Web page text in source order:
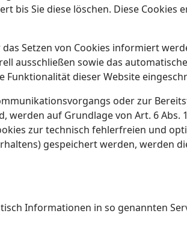
bis Sie diese löschen. Diese
Setzen von Cookies informiert
ausschließen sowie das
Funktionalität dieser Website
oder zur
auf Grundlage von Art. 6 Abs.
zur technisch fehlerfreien und
gespeichert werden, werden
Informationen in so genannten